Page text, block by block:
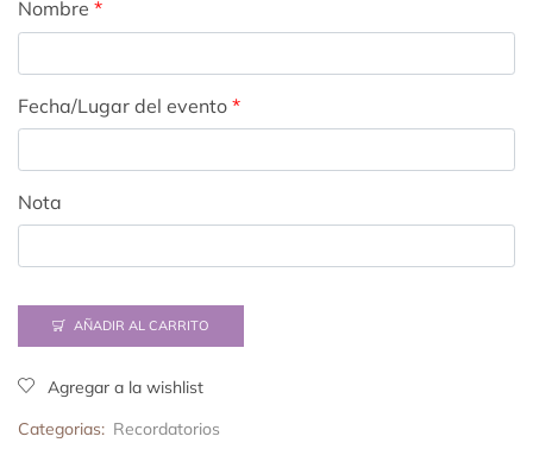
Nombre *
Fecha/Lugar del evento *
Nota
AÑADIR AL CARRITO
Agregar a la wishlist
Categorias: Recordatorios